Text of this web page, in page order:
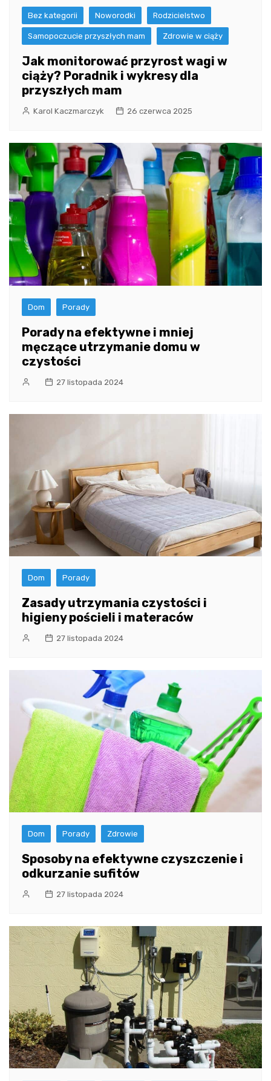
Bez kategorii Noworodki Rodzicielstwo
Samopoczucie przyszłych mam Zdrowie w ciąży
Jak monitorować przyrost wagi w
ciąży? Poradnik i wykresy dla
przyszłych mam
Karol Kaczmarczyk 26 czerwca 2025
Dom Porady
Porady na efektywne i mniej
męczące utrzymanie domu w
czystości
27 listopada 2024
Dom Porady
Zasady utrzymania czystości i
higieny pościeli i materaców
27 listopada 2024
Dom Porady Zdrowie
Sposoby na efektywne czyszczenie i
odkurzanie sufitów
27 listopada 2024